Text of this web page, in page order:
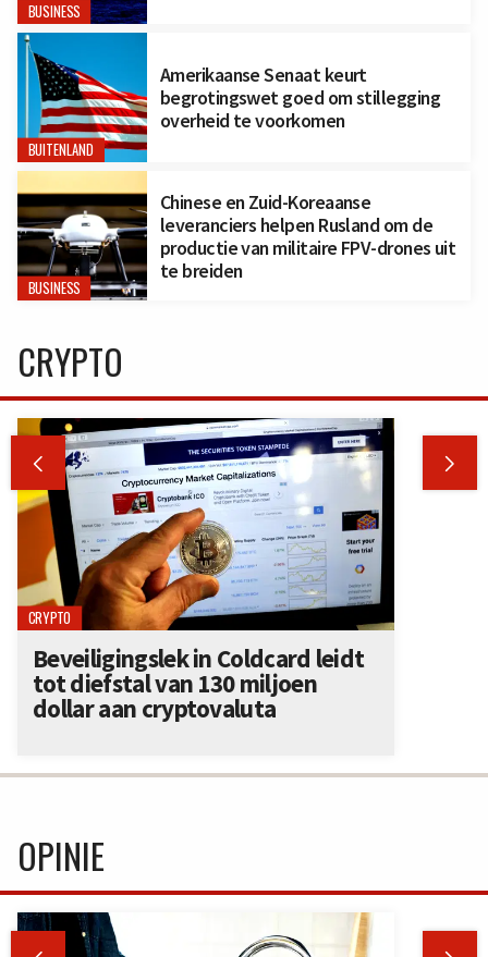
BUSINESS
BUITENLAND
Amerikaanse Senaat keurt
begrotingswet goed om stillegging
overheid te voorkomen
BUSINESS
Chinese en Zuid-Koreaanse
leveranciers helpen Rusland om de
productie van militaire FPV-drones uit
te breiden
CRYPTO
 
CRYPTO
Beveiligingslek in Coldcard leidt
tot diefstal van 130 miljoen
dollar aan cryptovaluta
OPINIE